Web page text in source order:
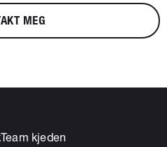
MEG
kjeden